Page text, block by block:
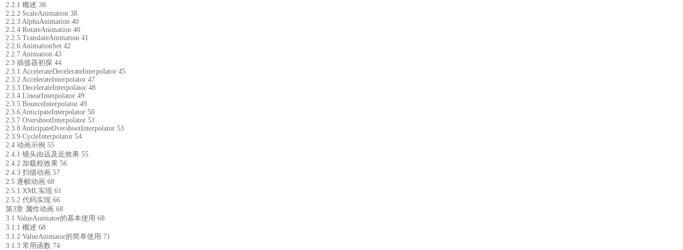
2.2.1 概述 38
2.2.2 ScaleAnimation 38
2.2.3 AlphaAnimation 40
2.2.4 RotateAnimation 40
2.2.5 TranslateAnimation 41
2.2.6 AnimationSet 42
2.2.7 Animation 43
2.3 插值器初探 44
2.3.1 AccelerateDecelerateInterpolator 45
2.3.2 AccelerateInterpolator 47
2.3.3 DecelerateInterpolator 48
2.3.4 LinearInterpolator 49
2.3.5 BounceInterpolator 49
2.3.6 AnticipateInterpolator 50
2.3.7 OvershootInterpolator 51
2.3.8 AnticipateOvershootInterpolator 53
2.3.9 CycleInterpolator 54
2.4 动画示例 55
2.4.1 镜头由远及近效果 55
2.4.2 加载框效果 56
2.4.3 扫描动画 57
2.5 逐帧动画 60
2.5.1 XML实现 61
2.5.2 代码实现 66
第3章 属性动画 68
3.1 ValueAnimator的基本使用 68
3.1.1 概述 68
3.1.2 ValueAnimator的简单使用 71
3.1.3 常用函数 74